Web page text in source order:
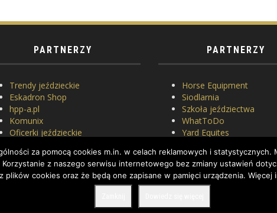
PARTNERZY
Trendy jeździeckie
Eskadron Shop
hpp-a.pl
Komunix
Oficerki jeździeckie
Gerlach
PARTNERZY
Horse Equipment
Siodlarnia
Szkoła jeździectwa
WhatToDo
Yard Equites
za pomocą cookies m.in. w celach reklamowych i
z naszego serwisu internetowego bez zmiany ustawień
plików cookies oraz że będą one zapisane w pamięci urządzenia. Więcej